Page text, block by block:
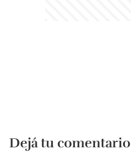
Dejá tu comentario